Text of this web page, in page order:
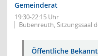
Gemeinderat
19:30-22:15 Uhr
Bubenreuth, Sitzungssaal
Öffentliche